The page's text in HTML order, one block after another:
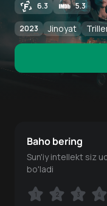
6.3 5.3
2023 Jinoyat
Baho bering
Sun'iy intellekt siz
bo'ladi
1 2 3 4
1 2 3 4